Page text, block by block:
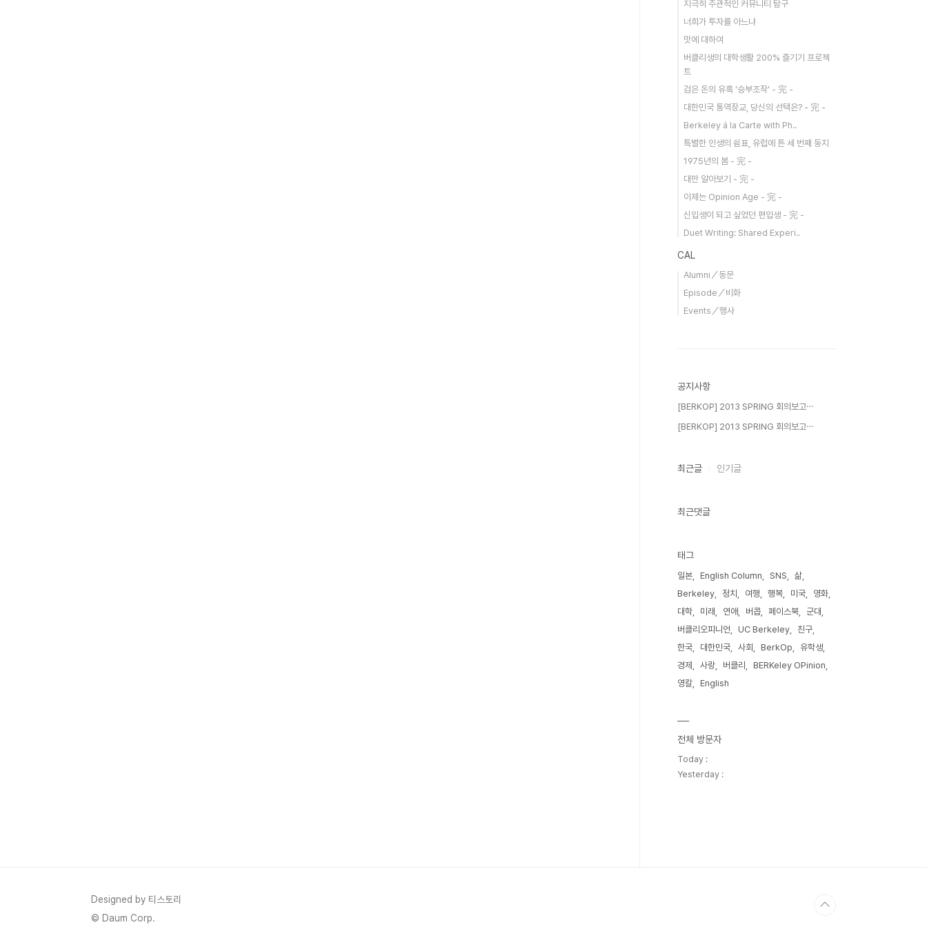
지극히 주관적인 커뮤니티 탐구
너희가 투자를 아느냐
맛에 대하여
버클리생의 대학생활 200% 즐기기 프로젝
트
검은 돈의 유혹 '승부조작' - 完 -
대한민국 통역장교, 당신의 선택은? - 完 -
Berkeley á la Carte with Ph..
특별한 인생의 쉼표, 유럽에 튼 세 번째 둥지
1975년의 봄 - 完 -
대만 알아보기 - 完 -
이제는 Opinion Age - 完 -
신입생이 되고 싶었던 편입생 - 完 -
Duet Writing: Shared Experi..
CAL
Alumni／동문
Episode／비화
Events／행사
공지사항
[BERKOP] 2013 SPRING 회의보고⋯
[BERKOP] 2013 SPRING 회의보고⋯
최근글 인기글
최근댓글
태그
일본 English Column SNS
삶
Berkeley
정치 여행 행복 미국
영화
대학
미래 연애 버콥 페이스북
군대
버클리오피니언
UC Berkeley
친구
한국
대한민국 사회 BerkOp
유학생
경제
사랑 버클리
BERKeley OPinion
영칼
English
전체 방문자
Today :
Yesterday :
Designed by 티스토리
© Daum Corp.